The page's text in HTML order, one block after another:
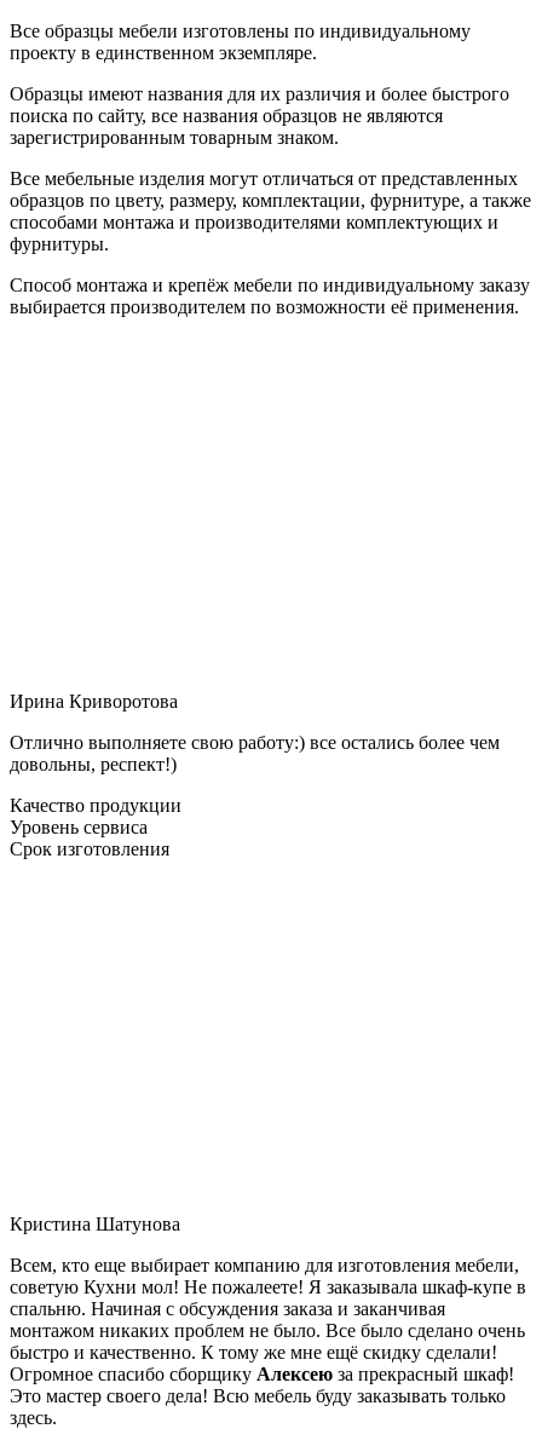
Все образцы мебели изготовлены по индивидуальному
проекту в единственном экземпляре.
Образцы имеют названия для их различия и более быстрого
поиска по сайту, все названия образцов не являются
зарегистрированным товарным знаком.
Все мебельные изделия могут отличаться от представленных
образцов по цвету, размеру, комплектации, фурнитуре, а также
способами монтажа и производителями комплектующих и
фурнитуры.
Способ монтажа и крепёж мебели по индивидуальному заказу
выбирается производителем по возможности её применения.
Ирина Криворотова
Отлично выполняете свою работу:) все остались более чем
довольны, респект!)
Качество продукции
Уровень сервиса
Срок изготовления
Кристина Шатунова
Всем, кто еще выбирает компанию для изготовления мебели,
советую Кухни мол! Не пожалеете! Я заказывала шкаф-купе в
спальню. Начиная с обсуждения заказа и заканчивая
монтажом никаких проблем не было. Все было сделано очень
быстро и качественно. К тому же мне ещё скидку сделали!
Огромное спасибо сборщику Алексею за прекрасный шкаф!
Это мастер своего дела! Всю мебель буду заказывать только
здесь.